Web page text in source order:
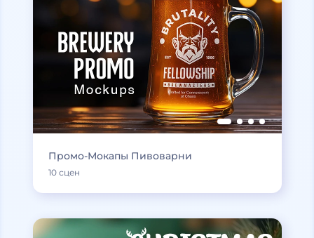
Промо-Мокапы Пивоварни
10 сцен